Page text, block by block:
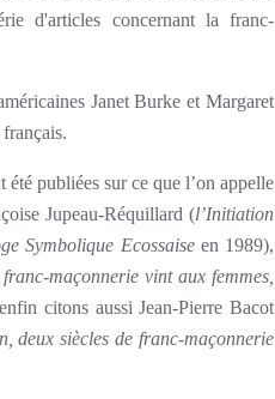
d'articles concernant la franc-
Janet Burke et Margaret
publiées sur ce que l’on appelle
Jupeau-Réquillard (l’Initiation
Symbolique Ecossaiseen 1989),
maçonnerie vint aux femmes,
citons aussi Jean-Pierre Bacot
deux siècles de franc-maçonnerie